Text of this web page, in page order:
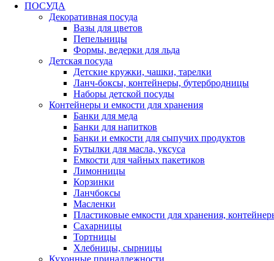
ПОСУДА
Декоративная посуда
Вазы для цветов
Пепельницы
Формы, ведерки для льда
Детская посуда
Детские кружки, чашки, тарелки
Ланч-боксы, контейнеры, бутербродницы
Наборы детской посуды
Контейнеры и емкости для хранения
Банки для меда
Банки для напитков
Банки и емкости для сыпучих продуктов
Бутылки для масла, уксуса
Емкости для чайных пакетиков
Лимонницы
Корзинки
Ланчбоксы
Масленки
Пластиковые емкости для хранения,
Сахарницы
Тортницы
Хлебницы, сырницы
Кухонные принадлежности